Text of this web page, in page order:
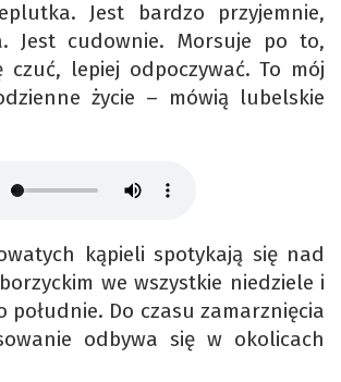
Jest bardzo przyjemnie,
Jest cudownie. Morsuje po to,
czuć, lepiej odpoczywać. To mój
życie – mówią lubelskie
kąpieli spotykają się nad
we wszystkie niedziele i
południe. Do czasu zamarznięcia
odbywa się w okolicach